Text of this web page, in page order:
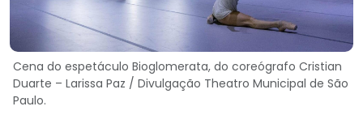
Cena do espetáculo Bioglomerata, do coreógrafo Cristian
Duarte – Larissa Paz / Divulgação Theatro Municipal de São
Paulo.